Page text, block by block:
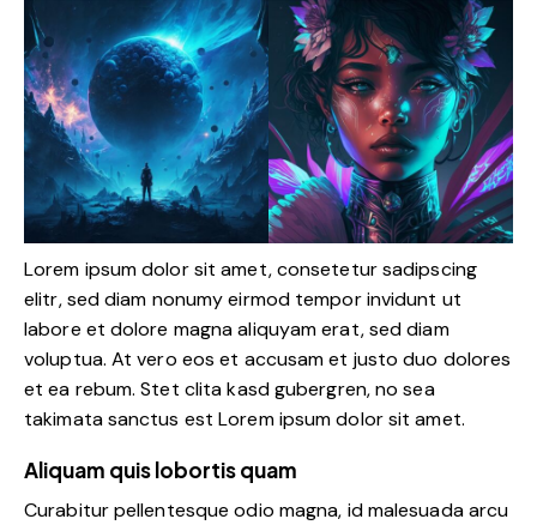
Lorem ipsum dolor sit amet, consetetur sadipscing
elitr, sed diam nonumy eirmod tempor invidunt ut
labore et dolore magna aliquyam erat, sed diam
voluptua. At vero eos et accusam et justo duo dolores
et ea rebum. Stet clita kasd gubergren, no sea
takimata sanctus est Lorem ipsum dolor sit amet.
Aliquam quis lobortis quam
Curabitur pellentesque odio magna, id malesuada arcu